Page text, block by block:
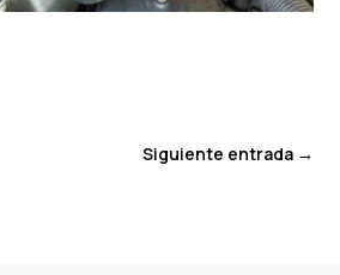
Siguiente entrada→